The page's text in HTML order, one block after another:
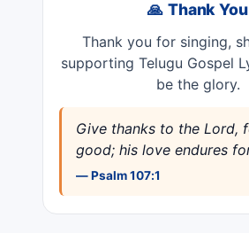
🙏 Thank You
Thank you for singing,
supporting Telugu Gospel
be the glory.
Give thanks to the Lord,
good; his love endures
— Psalm 107:1